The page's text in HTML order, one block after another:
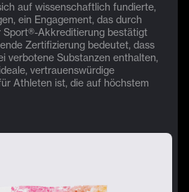
auf wissenschaftlich fundierte,
ein Engagement, das durch
Sport®-Akkreditierung bestätigt
Zertifizierung bedeutet, dass
verbotene Substanzen enthalten,
vertrauenswürdige
Athleten ist, die auf höchstem